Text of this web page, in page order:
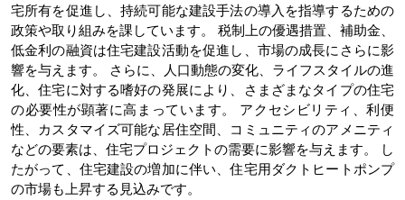
宅所有を促進し、持続可能な建設手法の導入を指導するための
政策や取り組みを課しています。 税制上の優遇措置、補助金、
低金利の融資は住宅建設活動を促進し、市場の成長にさらに影
響を与えます。 さらに、人口動態の変化、ライフスタイルの進
化、住宅に対する嗜好の発展により、さまざまなタイプの住宅
の必要性が顕著に高まっています。 アクセシビリティ、利便
性、カスタマイズ可能な居住空間、コミュニティのアメニティ
などの要素は、住宅プロジェクトの需要に影響を与えます。 し
たがって、住宅建設の増加に伴い、住宅用ダクトヒートポンプ
の市場も上昇する見込みです。